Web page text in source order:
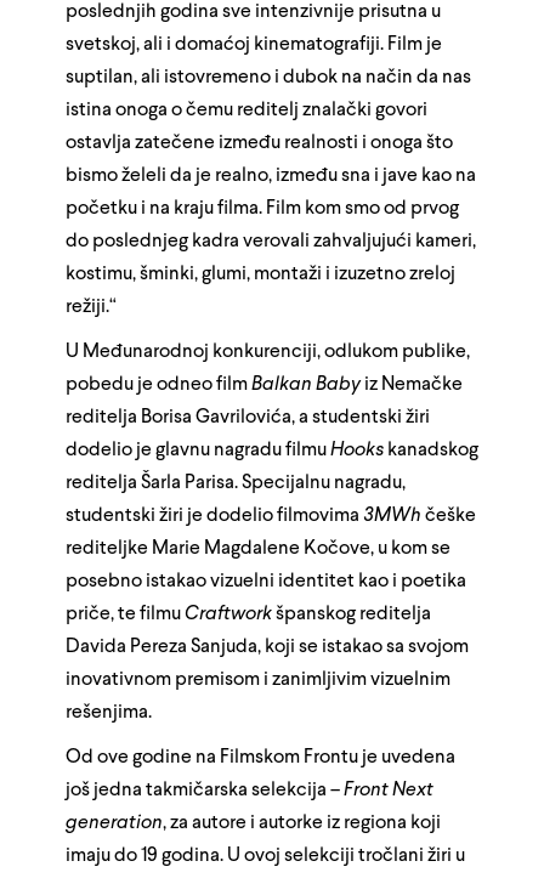
poslednjih godina sve intenzivnije prisutna u
svetskoj, ali i domaćoj kinematografiji. Film je
suptilan, ali istovremeno i dubok na način da nas
istina onoga o čemu reditelj znalački govori
ostavlja zatečene između realnosti i onoga što
bismo želeli da je realno, između sna i jave kao na
početku i na kraju filma. Film kom smo od prvog
do poslednjeg kadra verovali zahvaljujući kameri,
kostimu, šminki, glumi, montaži i izuzetno zreloj
režiji.“
U Međunarodnoj konkurenciji, odlukom publike,
pobedu je odneo filmBalkan Babyiz Nemačke
reditelja Borisa Gavrilovića,a studentski žiri
dodelio je glavnu nagradu filmuHooks kanadskog
reditelja Šarla Parisa. Specijalnu nagradu,
studentski žiri je dodelio filmovima 3MWh češke
rediteljke Marie Magdalene Kočove, u kom se
posebno istakao vizuelni identitet kao i poetika
priče, te filmuCraftworkšpanskog reditelja
Davida Pereza Sanjuda, koji se istakao sa svojom
inovativnom premisom i zanimljivim vizuelnim
rešenjima.
Od ove godine na Filmskom Frontu je uvedena
još jedna takmičarska selekcija –Front Next
generation, za autore i autorke iz regiona koji
imaju do 19 godina. U ovoj selekciji tročlani žiri u